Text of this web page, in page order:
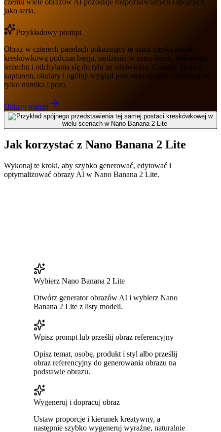
jako seria.
Przykładowy prompt
Obraz w czterech panelach pokazujący tę samą męską postać
kreskówkową podczas biegu, siedzenia w zamyśleniu, radosnego
śmiechu i odchylania się do tyłu ze zdziwienia. Czapka, bluza z
kapturem, okulary i ogólny wygląd pozostają spójne; zmieniają się
tylko mimika i poza.
Odkryj więcej
Jak korzystać z Nano Banana 2 Lite
Wykonaj te kroki, aby szybko generować, edytować i
optymalizować obrazy AI w Nano Banana 2 Lite.
Wybierz Nano Banana 2 Lite
Otwórz generator obrazów AI i wybierz Nano
Banana 2 Lite z listy modeli.
Wpisz prompt lub prześlij obraz referencyjny
Opisz temat, osobę, produkt i styl albo prześlij
obraz referencyjny do generowania obrazu na
podstawie obrazu.
Wygeneruj i dopracuj obraz
Ustaw proporcje i kierunek kreatywny, a
następnie szybko wygeneruj wyraźne, naturalnie